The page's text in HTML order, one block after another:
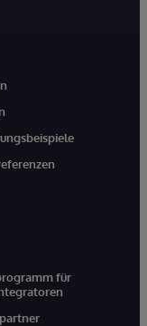
für